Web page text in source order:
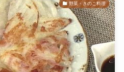
野菜・きのこ料理